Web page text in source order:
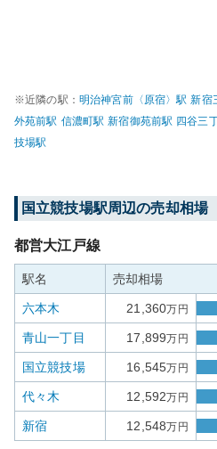
※近隣の駅： 明治神宮前〈原宿〉駅 新宿
外苑前駅 信濃町駅 新宿御苑前駅 四谷三
技場駅
国立競技場駅周辺の売却相場
都営大江戸線
駅名 売却相場
六本木 21,360万円
青山一丁目 17,899万円
国立競技場 16,545万円
代々木 12,592万円
新宿 12,548万円